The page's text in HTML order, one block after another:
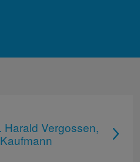
Harald Vergossen,